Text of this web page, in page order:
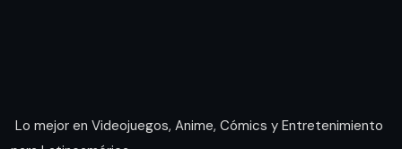
Lo mejor en Videojuegos, Anime, Cómics y Entretenimiento